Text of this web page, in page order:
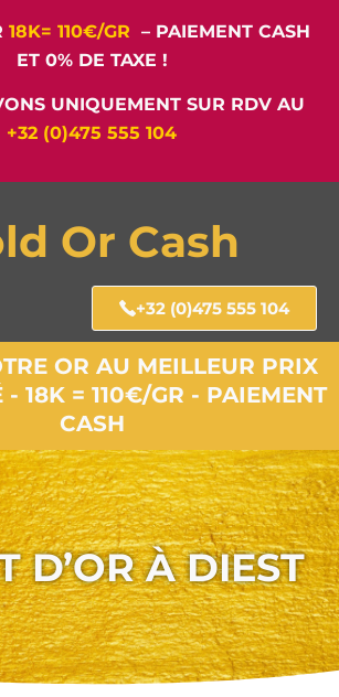
18K= 110€/GR – PAIEMENT CASH
ET 0% DE TAXE !
UNIQUEMENT SUR RDV AU
+32 (0)475 555 104
Or Cash
+32 (0)475 555 104
OR AU MEILLEUR PRIX
18K = 110€/GR - PAIEMENT
CASH
D’OR À DIEST